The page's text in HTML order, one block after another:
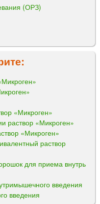
(ОРЗ)
«Микроген»
раствор «Микроген»
«Микроген»
раствор
для приема внутрь
введения
введения